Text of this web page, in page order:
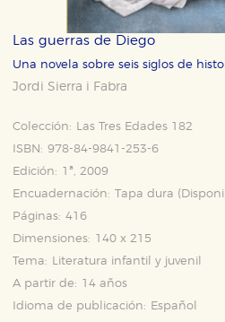
Las guerras de Diego
Una novela sobre seis siglos de
Jordi Sierra i Fabra
Colección:
Las Tres Edades 182
ISBN: 978-84-9841-253-6
Edición: 1ª, 2009
Encuadernación: Tapa dura
Páginas: 416
Dimensiones: 140 x 215
Tema:
Literatura infantil y juvenil
A partir de: 14 años
Idioma de publicación:
Español